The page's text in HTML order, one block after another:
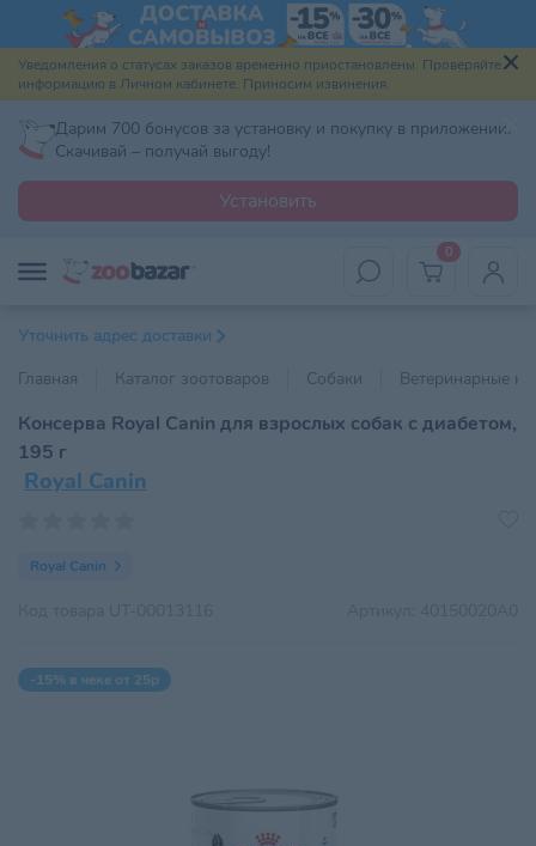
Уведомления о статусах заказов временно приостановлены. Проверяйте
информацию в Личном кабинете. Приносим извинения.
Дарим 700 бонусов за установку и покупку в приложении.
Скачивай – получай выгоду!
Установить
0
Уточнить адрес доставки
Главная
Каталог зоотоваров Собаки Ветеринарные
Консерва Royal Canin для взрослых собак с диабетом,
195 г
Royal Canin
Royal Canin
-15% в чеке от 25р